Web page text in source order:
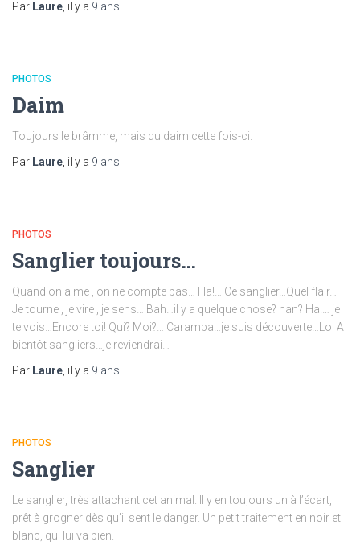
Par Laure , il y a 9 ans
PHOTOS
Daim
Toujours le brâmme, mais du daim cette fois-ci.
Par Laure , il y a 9 ans
PHOTOS
Sanglier toujours…
Quand on aime , on ne compte pas… Ha!… Ce sanglier…Quel flair…
Je tourne , je vire , je sens… Bah…il y a quelque chose? nan? Ha!… je
te vois…Encore toi! Qui? Moi?… Caramba…je suis découverte…Lol A
bientôt sangliers…je reviendrai…
Par Laure , il y a 9 ans
PHOTOS
Sanglier
Le sanglier, très attachant cet animal. Il y en toujours un à l’écart,
prêt à grogner dès qu’il sent le danger. Un petit traitement en noir et
blanc, qui lui va bien.